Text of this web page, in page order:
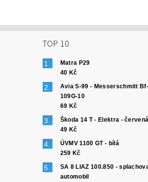
TOP 10
Matra P29
40 Kč
Avia S-99 - Messerschmitt Bf-
109G-10
69 Kč
Škoda 14 T - Elektra - červená
49 Kč
ÚVMV 1100 GT - bílá
259 Kč
SA 8 LIAZ 100.850 -
automobil